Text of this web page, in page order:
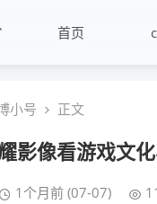
首页
小号 正文
影像看游戏文
1个月前 (07-07)